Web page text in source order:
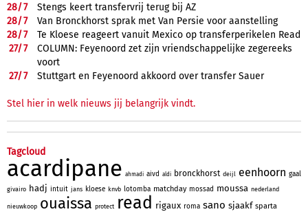
28/7
Stengs keert transfervrij terug bij AZ
28/7
Van Bronckhorst sprak met Van Persie voor aanstelling
28/7
Te Kloese reageert vanuit Mexico op transferperikelen Read
27/7
COLUMN: Feyenoord zet zijn vriendschappelijke zegereeks
voort
27/7 Stuttgart en Feyenoord akkoord over transfer Sauer
Stel hier in welk nieuws jij belangrijk vindt.
Tagcloud
acardipane ahmadi aivd aldi bronckhorst deijl eenhoorn gaal
givairo hadj intuit jans kloese knvb lotomba matchday mossad moussa nederland
nieuwkoop ouaissa protect read rigaux roma sano sjaakf sparta